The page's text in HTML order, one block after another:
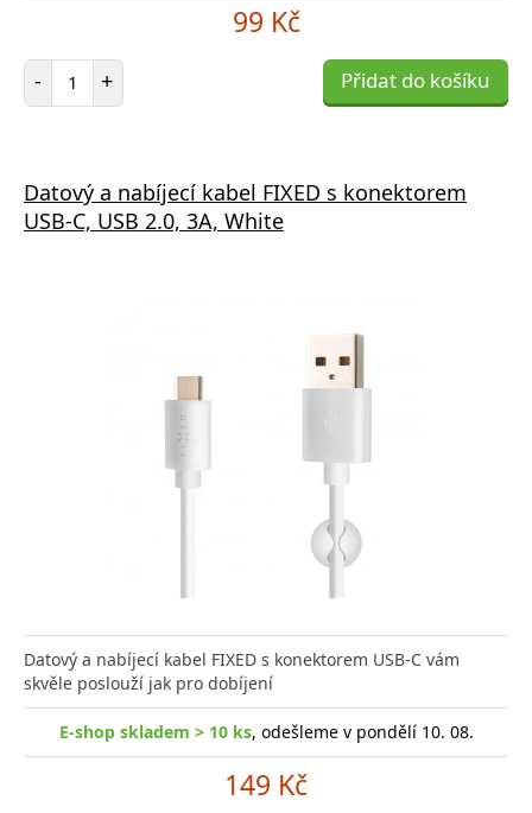
99 Kč
- Počet položek
+ Přidat do košíku
Datový a nabíjecí kabel FIXED s konektorem
USB-C, USB 2.0, 3A, White
Datový a nabíjecí kabel FIXED s konektorem USB-C vám
skvěle poslouží jak pro dobíjení
E-shop skladem > 10 ks, odešleme v pondělí 10. 08.
149 Kč